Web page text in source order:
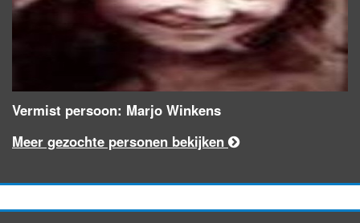
Vermist persoon: Marjo Winkens
Meer gezochte personen bekijken